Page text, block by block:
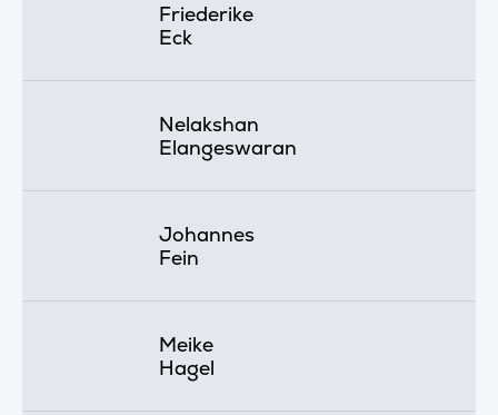
Friederike
Eck
Nelakshan
Elangeswaran
Johannes
Fein
Meike
Hagel